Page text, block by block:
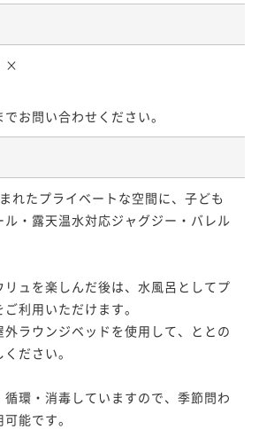
×
お問い合わせください。
れたプライベートな空間に、子ども
・露天温水対応ジャグジー・バレル
ュを楽しんだ後は、水風呂としてプ
利用いただけます。
ラウンジベッドを使用して、ととの
ださい。
環・消毒していますので、季節問わ
能です。